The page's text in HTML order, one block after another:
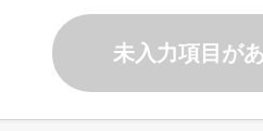
未入力項目が